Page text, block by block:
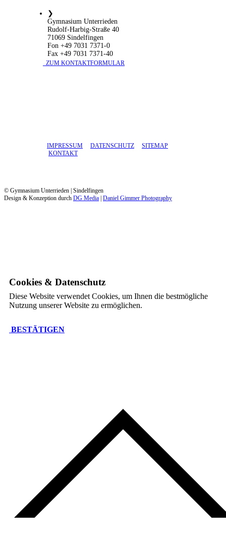
❯
Gymnasium Unterrieden
Rudolf-Harbig-Straße 40
71069 Sindelfingen
Fon +49 7031 7371-0
Fax +49 7031 7371-40
​ ZUM KONTAKTFORMULAR
IMPRESSUM DATENSCHUTZ
SITEMAP
KONTAKT
© Gymnasium Unterrieden | Sindelfingen
Design & Konzeption durch DG Media Daniel Gimmer Photography
Cookies & Datenschutz
Diese Website verwendet Cookies, um Ihnen die bestmögliche
Nutzung unserer Website zu ermöglichen.
BESTÄTIGEN